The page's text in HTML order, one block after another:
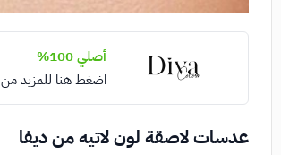
أصلي 100%
اضغط هنا للمزيد من
عدسات لاصقة لون لاتيه من ديفا